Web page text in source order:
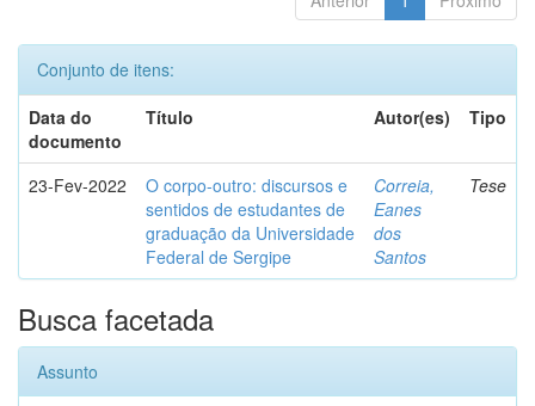
Conjunto de itens:
Data do
documento
Título Autor(es) Tipo
23-Fev-2022
O corpo-outro: discursos e
sentidos de estudantes de
graduação da Universidade
Federal de Sergipe
Correia,
Eanes
dos
Santos
Tese
Busca facetada
Assunto